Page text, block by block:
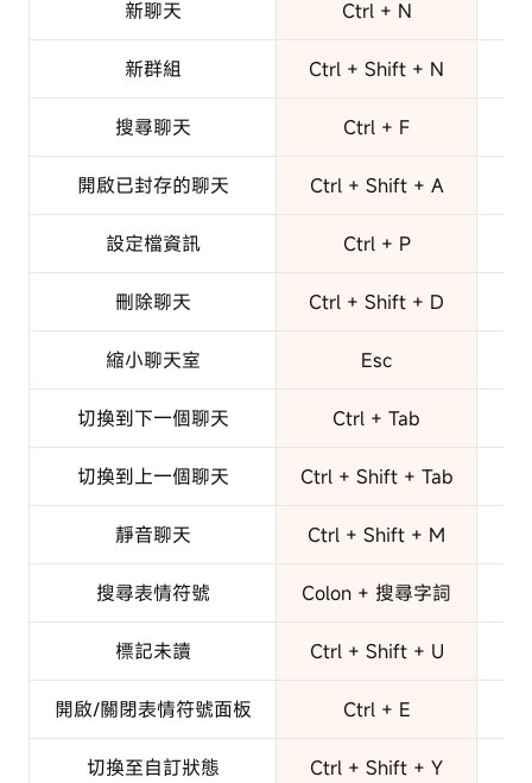
新聊天 Ctrl + N
新群組 Ctrl + Shift + N
搜尋聊天 Ctrl + F
開啟已封存的聊天 Ctrl + Shift + A
設定檔資訊 Ctrl + P
刪除聊天 Ctrl + Shift + D
縮小聊天室 Esc
切換到下一個聊天 Ctrl + Tab
切換到上一個聊天 Ctrl + Shift + Tab
靜音聊天 Ctrl + Shift + M
搜尋表情符號 Colon + 搜尋字詞
標記未讀 Ctrl + Shift + U
開啟/關閉表情符號面板 Ctrl + E
切換至自訂狀態 Ctrl + Shift + Y